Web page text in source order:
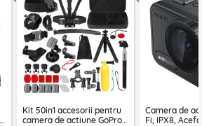
Kit 50in1 accesorii pentru
camera de actiune GoPro,
Camera de
Fi, IPX8,